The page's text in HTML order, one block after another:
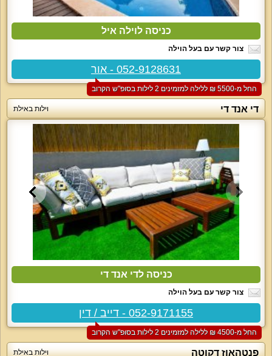
כניסה לוילה איל
צור קשר עם בעל הוילה
052-9128631 - אור
החל מ-‏5500 ₪ ללילה למזמינים 2 לילות בסופ"ש הקרוב
די אנד די וילות באילת
כניסה לדי אנד די
צור קשר עם בעל הוילה
052-9171155 - דייב / דין
החל מ-‏4500 ₪ ללילה למזמינים 2 לילות בסופ"ש הקרוב
פנטהאוז דקוטה וילות באילת